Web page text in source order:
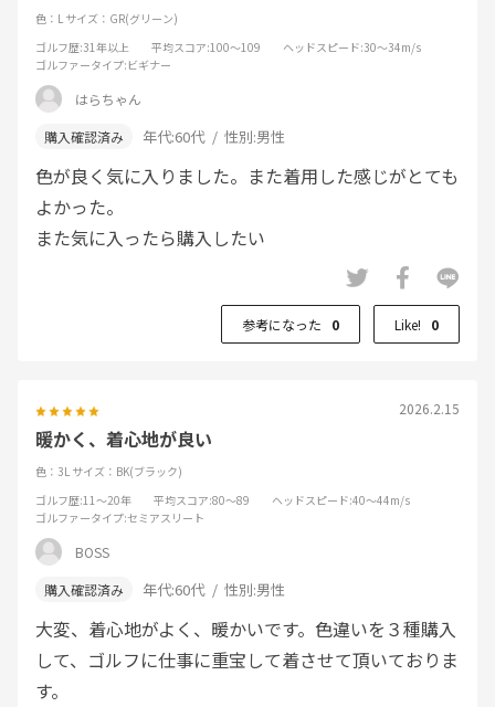
色：L サイズ：GR(グリーン)
ゴルフ歴:31年以上 平均スコア:100～109 ヘッドスピード:30～34m/s
ゴルファータイプ:ビギナー
はらちゃん
年代:60代 性別:男性
色が良く気に入りました。また着用した感じがとても
よかった。
また気に入ったら購入したい
参考になった 0 Like! 0
2026.2.15
暖かく、着心地が良い
色：3L サイズ：BK(ブラック)
ゴルフ歴:11～20年 平均スコア:80～89 ヘッドスピード:40～44m/s
ゴルファータイプ:セミアスリート
BOSS
年代:60代 性別:男性
大変、着心地がよく、暖かいです。色違いを３種購入
して、ゴルフに仕事に重宝して着させて頂いておりま
す。